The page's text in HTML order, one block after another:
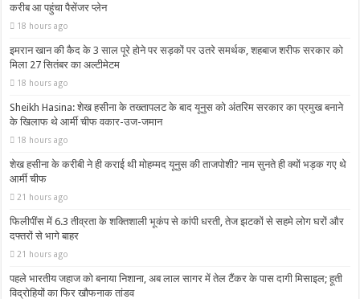
करीब आ पहुंचा पैसेंजर प्लेन
18 hours ago
इमरान खान की कैद के 3 साल पूरे होने पर सड़कों पर उतरे समर्थक, शहबाज शरीफ सरकार को
मिला 27 सितंबर का अल्टीमेटम
18 hours ago
Sheikh Hasina: शेख हसीना के तख्तापलट के बाद यूनुस को अंतरिम सरकार का प्रमुख बनाने
के खिलाफ थे आर्मी चीफ वकार-उज-जमान
18 hours ago
शेख हसीना के करीबी ने ही कराई थी मोहम्मद यूनुस की ताजपोशी? नाम सुनते ही क्यों भड़क गए थे
आर्मी चीफ
21 hours ago
फिलीपींस में 6.3 तीव्रता के शक्तिशाली भूकंप से कांपी धरती, तेज झटकों से सहमे लोग घरों और
दफ्तरों से भागे बाहर
21 hours ago
पहले भारतीय जहाज को बनाया निशाना, अब लाल सागर में तेल टैंकर के पास दागी मिसाइल; हूती
विद्रोहियों का फिर खौफनाक तांडव